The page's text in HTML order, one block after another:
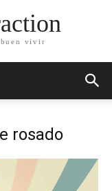
buen vivir
rosado